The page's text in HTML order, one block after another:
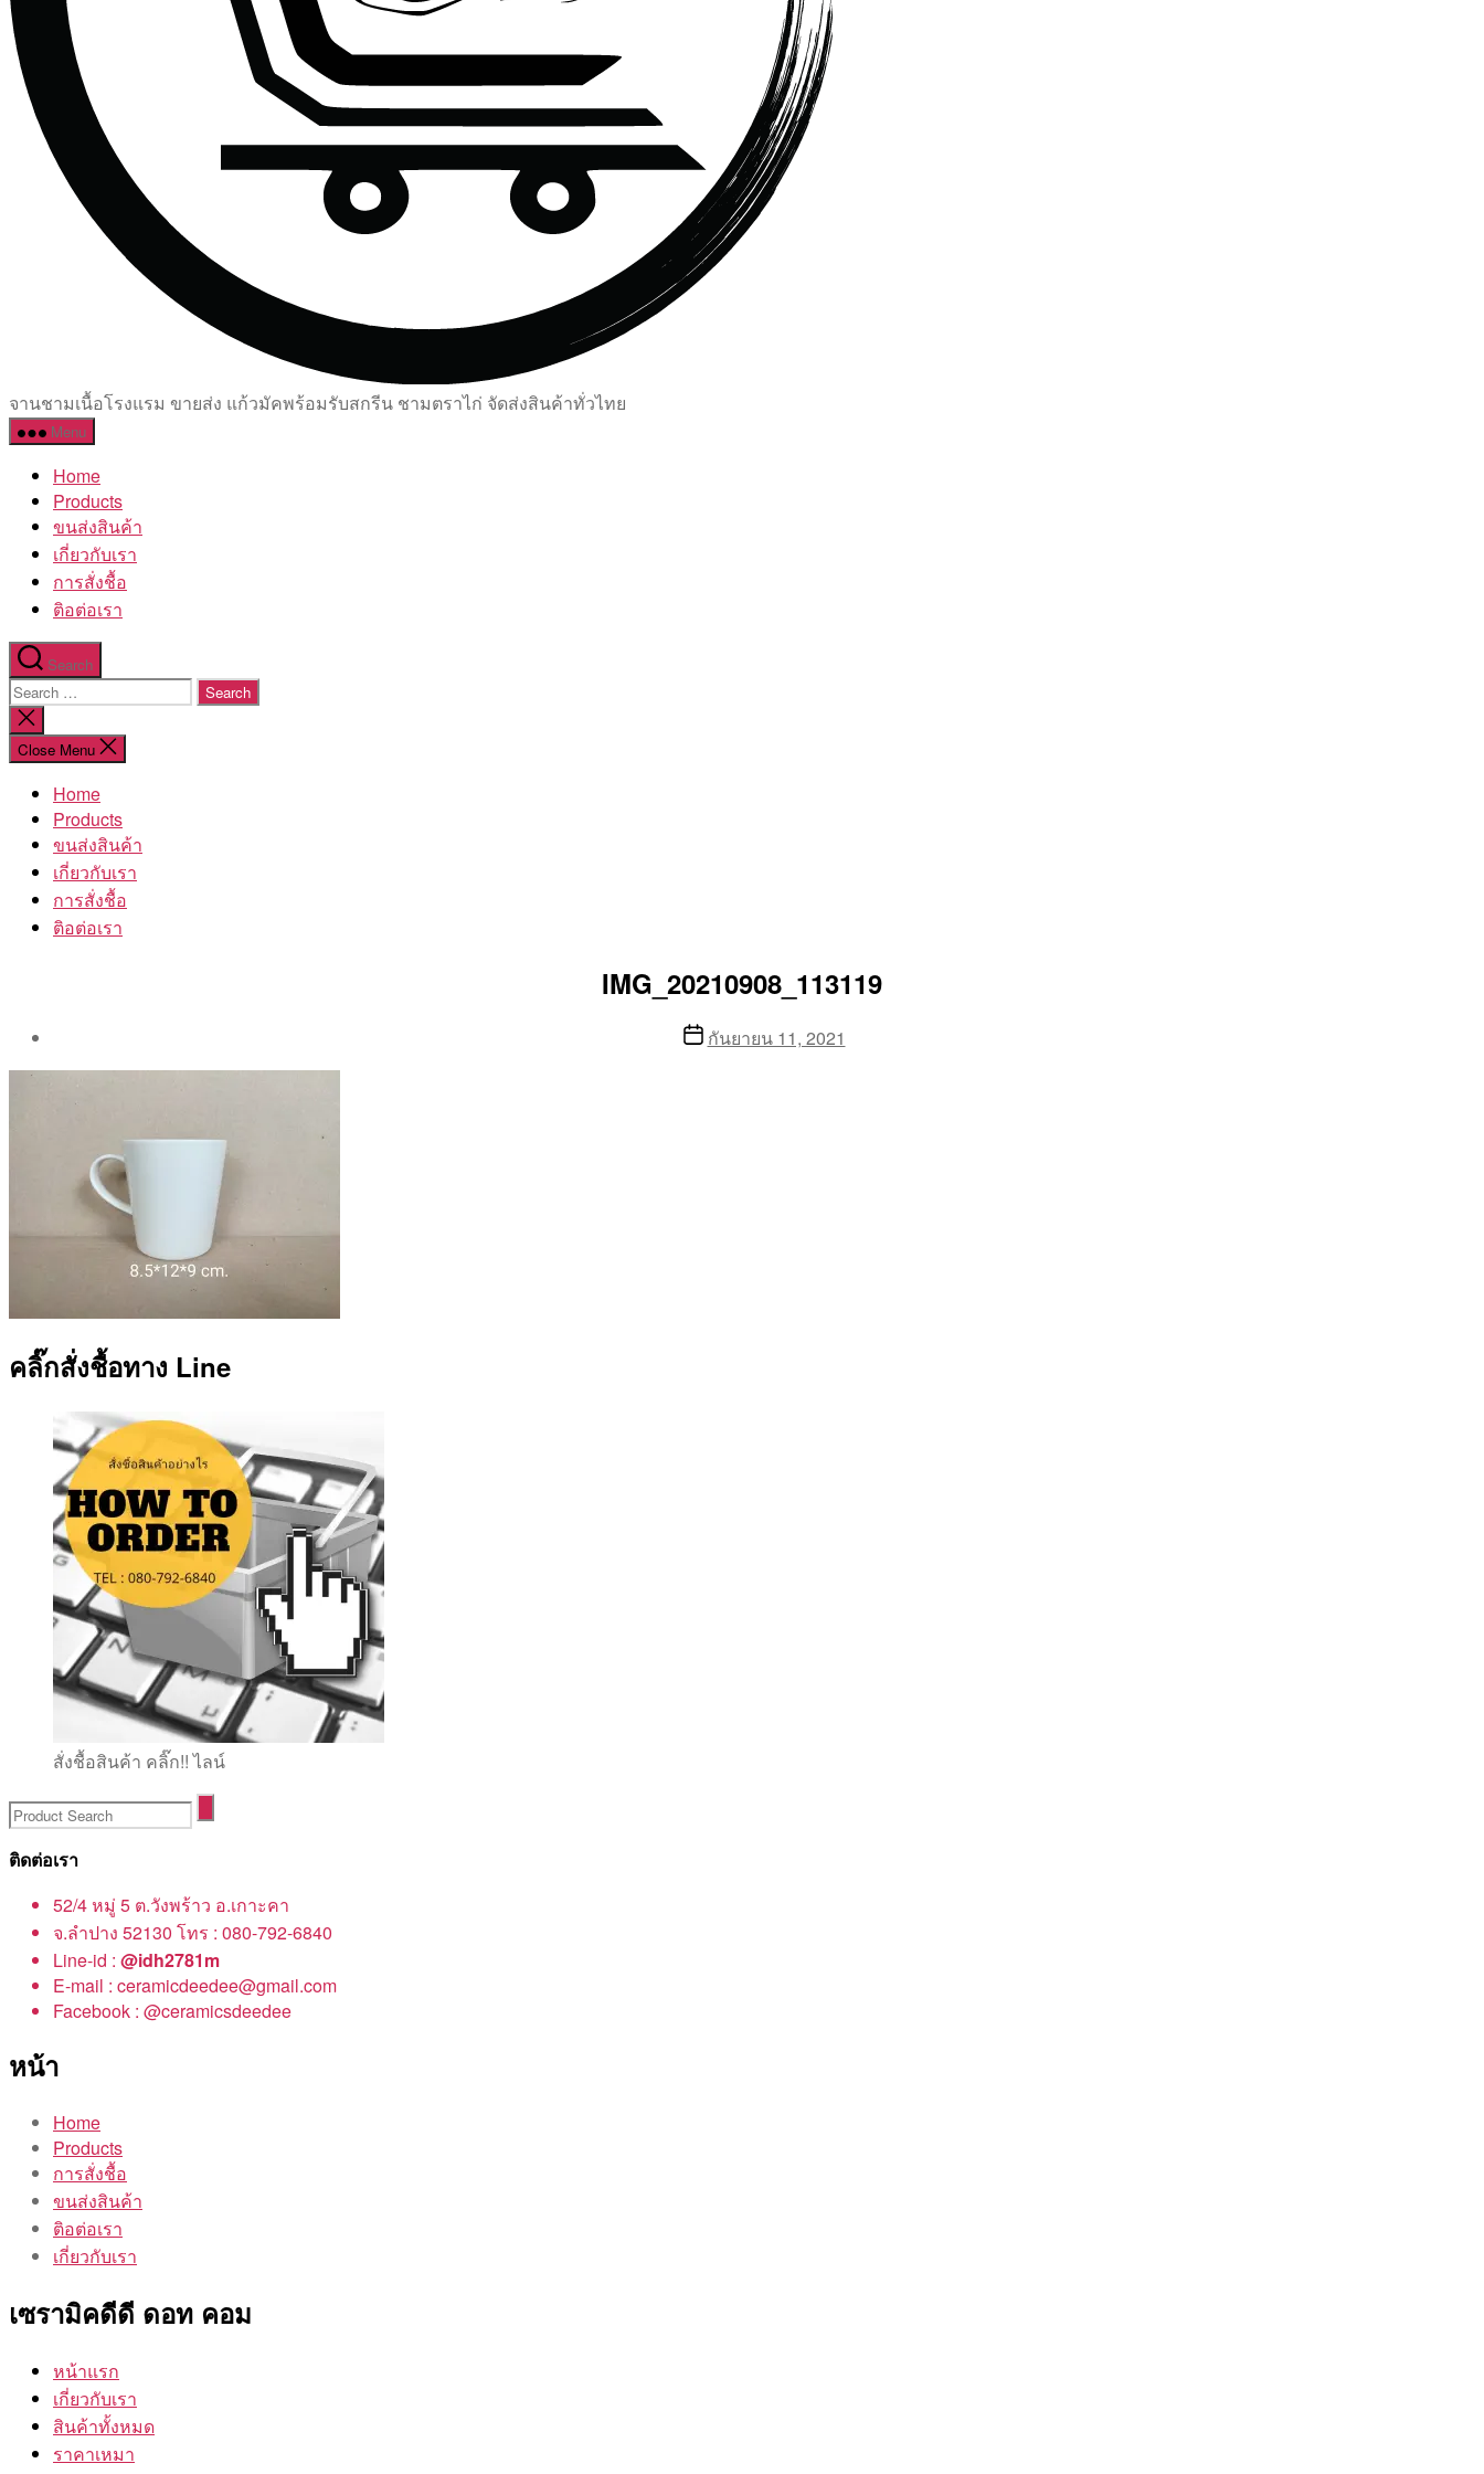
จานชามเนื้อโรงแรม ขายส่ง แก้วมัคพร้อมรับสกรีน ชามตราไก่ จัดส่งสินค้าทั่วไทย
Menu
Home
Products
ขนส่งสินค้า
เกี่ยวกับเรา
การสั่งชื้อ
ติอต่อเรา
Search
Search
for:
Close
search
Close Menu
Home
Products
ขนส่งสินค้า
เกี่ยวกับเรา
การสั่งชื้อ
ติอต่อเรา
IMG_20210908_113119
By
Postกันยายน 11, 2021
คลิ๊กสั่งชื้อทาง Line
สั่งชื้อสินค้า คลิ๊ก!! ไลน์
ติดต่อเรา
52/4 หมู่ 5 ต.วังพร้าว อ.เกาะคา
จ.ลำปาง 52130 โทร : 080-792-6840
Line-id : @idh2781m
E-mail : ceramicdeedee@gmail.com
Facebook : @ceramicsdeedee
หน้า
Home
Products
การสั่งชื้อ
ขนส่งสินค้า
ติอต่อเรา
เกี่ยวกับเรา
เซรามิคดีดี ดอท คอม
หน้าแรก
เกี่ยวกับเรา
สินค้าทั้งหมด
ราคาเหมา